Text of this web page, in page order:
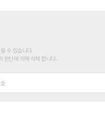
수 있습니다.
판단에 의해 삭제 합니다.